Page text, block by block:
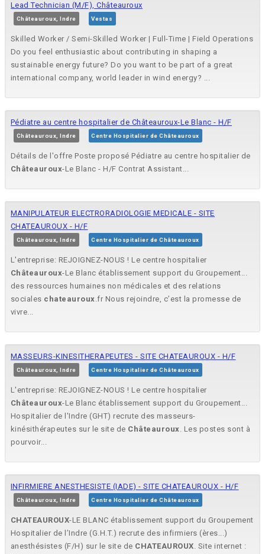
Lead Technician (M/F), Châteauroux
Châteauroux, Indre Vestas
Skilled Worker / Semi-Skilled Worker | Full-Time | Field Operations
Do you feel enthusiastic about contributing in shaping a
sustainable energy future? Do you want to be part of a great
international company, world leader in wind energy? ...
Pédiatre au centre hospitalier de Châteauroux-Le Blanc - H/F
Châteauroux, Indre Centre Hospitalier de Châteauroux
Détails de l'offre Poste proposé Pédiatre au centre hospitalier de
Châteauroux-Le Blanc - H/F Contrat Assistant...
MANIPULATEUR ELECTRORADIOLOGIE MEDICALE - SITE
CHATEAUROUX - H/F
Châteauroux, Indre Centre Hospitalier de Châteauroux
L'entreprise: REJOIGNEZ-NOUS ! Le centre hospitalier
Châteauroux-Le Blanc établissement support du Groupement...
des ressources humaines non médicales et des relations
sociales chateauroux.fr Nous rejoindre, c’est la promesse de
vivre...
MASSEURS-KINESITHERAPEUTES - SITE CHATEAUROUX - H/F
Châteauroux, Indre Centre Hospitalier de Châteauroux
L'entreprise: REJOIGNEZ-NOUS ! Le centre hospitalier
Châteauroux-Le Blanc établissement support du Groupement...
Hospitalier de l'Indre (GHT) recrute des masseurs-
kinésithérapeutes sur le site de Châteauroux. Les postes sont à
pourvoir...
INFIRMIERE ANESTHESISTE (IADE) - SITE CHATEAUROUX - H/F
Châteauroux, Indre Centre Hospitalier de Châteauroux
CHATEAUROUX-LE BLANC établissement support du Groupement
Hospitalier de l’Indre (G.H.T.) recrute des infirmiers (ères...)
anesthésistes (F/H) sur le site de CHATEAUROUX. Site internet :